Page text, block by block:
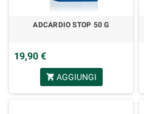
ADCARDIO STOP 50 G
19,90 €
shopping_cart AGGIUNGI